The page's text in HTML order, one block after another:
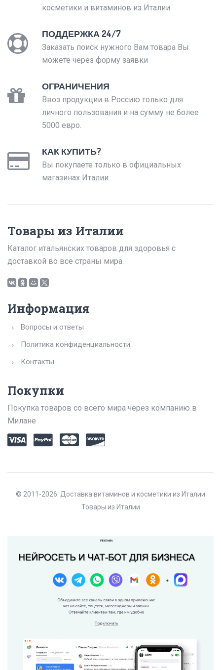
косметики и витаминов из Италии
ПОДДЕРЖКА 24/7
Заказать поиск нужного Вам товара Вы
можете через форму заявки
ОГРАНИЧЕНИЯ
Ввоз продукции в Россию только для
личного пользования и на сумму не более
5000 евро.
КАК КУПИТЬ?
Вы покупаете только в официальных
магазинах Италии.
Товары из Италии
Каталог итальянских товаров для здоровья с
доставкой во все страны мира.
Информация
Вопросы и ответы
Политика конфиденциальности
Контакты
Покупки
Покупка товаров со всего мира через компанию в
Милане
© 2011-2026. Доставка витаминов и косметики из Италии
Товары из Италии